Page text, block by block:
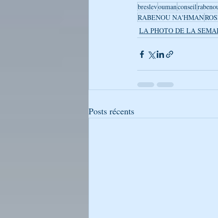
breslevoumanconseil
RABENOU NA'HMAN
LA PHOTO DE LA
Posts récents